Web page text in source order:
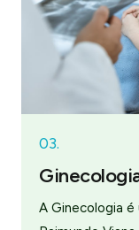
03.
A Ginecologia é